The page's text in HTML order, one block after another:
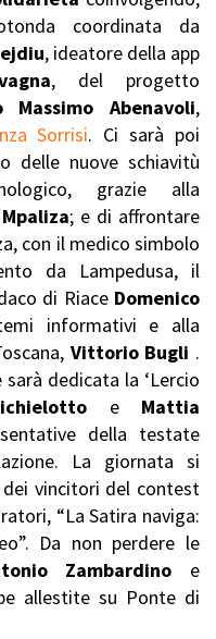
coordinata da
, ideatore della app
, del progetto
Massimo Abenavoli,
Sorrisi. Ci sarà poi
delle nuove schiavitù
grazie alla
; e di affrontare
con il medico simbolo
da Lampedusa, il
di Riace Domenico
informativi e alla
Vittorio Bugli .
dedicata la ‘Lercio
e Mattia
della testate
La giornata si
vincitori del contest
“La Satira naviga:
Da non perdere le
Zambardino e
allestite su Ponte di